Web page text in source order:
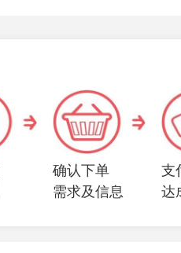
确认下单
需求及信息
支
达